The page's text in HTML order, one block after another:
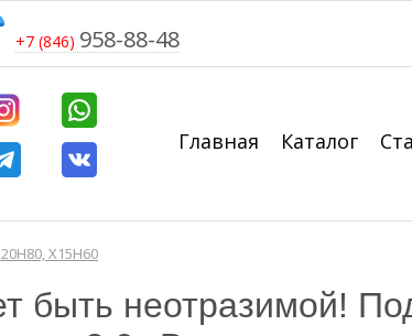
+7 (846) 958-88-48
Главная Каталог
Х15Н60
быть неотразимой!